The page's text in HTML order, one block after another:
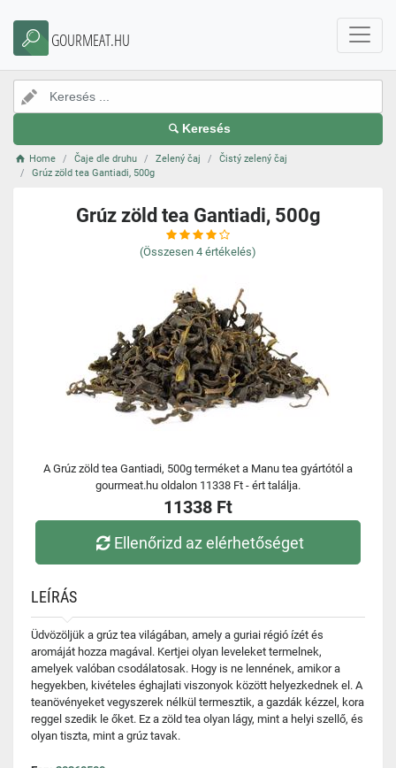
GOURMEAT.HU
Keresés
Home Čaje dle druhu Zelený čaj
Čistý zelený čaj
Grúz zöld tea Gantiadi, 500g
Grúz zöld tea Gantiadi, 500g
(Összesen 4 értékelés)
A Grúz zöld tea Gantiadi, 500g terméket a Manu tea gyártótól a
gourmeat.hu oldalon 11338 Ft - ért találja.
11338 Ft
Ellenőrizd az elérhetőséget
LEÍRÁS
Üdvözöljük a grúz tea világában, amely a guriai régió ízét és
aromáját hozza magával. Kertjei olyan leveleket termelnek,
amelyek valóban csodálatosak. Hogy is ne lennének, amikor a
hegyekben, kivételes éghajlati viszonyok között helyezkednek el. A
teanövényeket vegyszerek nélkül termesztik, a gazdák kézzel, kora
reggel szedik le őket. Ez a zöld tea olyan lágy, mint a helyi szellő, és
olyan tiszta, mint a grúz tavak.